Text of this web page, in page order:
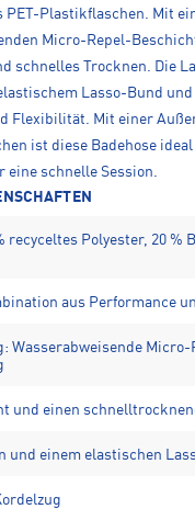
PET-Plastikflaschen. Mit
Micro-Repel-
schnelles Trocknen. Die
Lasso-Bund
Flexibilität. Mit einer
ist diese Badehose
eine schnelle Session.
recyceltes Polyester, 20 %
aus Performance
Wasserabweisende Micro-
und einen
und einem elastischen